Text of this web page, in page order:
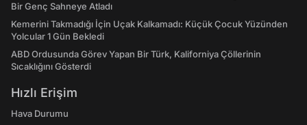
Bir Genç Sahneye Atladı
Kemerini Takmadığı İçin Uçak Kalkamadı: Küçük Çocuk Yüzünden
Yolcular 1 Gün Bekledi
ABD Ordusunda Görev Yapan Bir Türk, Kaliforniya Çöllerinin
Sıcaklığını Gösterdi
Hızlı Erişim
Hava Durumu